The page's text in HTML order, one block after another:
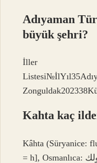
Adıyaman
büyük şehri?
İller
Kahta kaç
Kâhta (Süryanice:
= h], Osmanlıca: كولك, romanize: Kölük)